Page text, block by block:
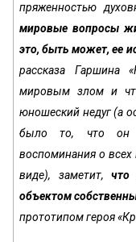
пряженностью
мировые вопросы
это, быть может, ее
рассказа Гаршина
мировым злом и
юношеский недуг (а
было то, что он
воспоминания о
виде), заметит, что
объектом
прототипом героя